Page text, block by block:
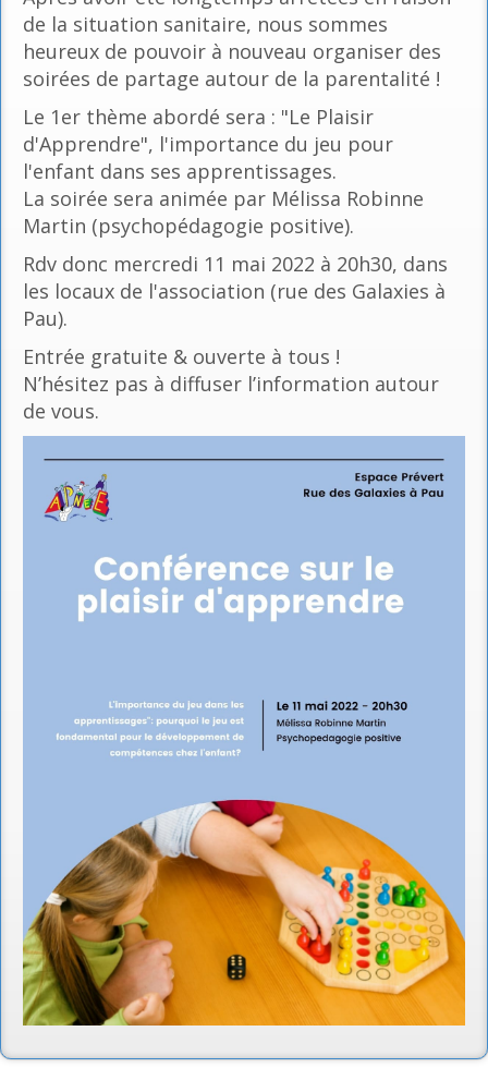
de la situation sanitaire, nous sommes
heureux de pouvoir à nouveau organiser des
soirées de partage autour de la parentalité !
Le 1er thème abordé sera : "Le Plaisir
d'Apprendre", l'importance du jeu pour
l'enfant dans ses apprentissages.
La soirée sera animée par Mélissa Robinne
Martin (psychopédagogie positive).
Rdv donc mercredi 11 mai 2022 à 20h30, dans
les locaux de l'association (rue des Galaxies à
Pau).
Entrée gratuite & ouverte à tous !
N’hésitez pas à diffuser l’information autour
de vous.